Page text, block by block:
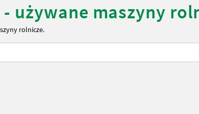
używane maszyny
rolnicze.